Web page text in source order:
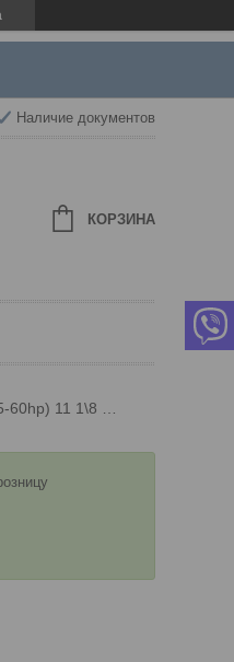
Наличие документов
КОРЗИНА